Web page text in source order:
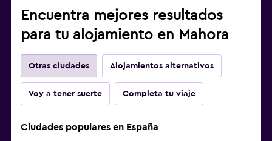
Encuentra mejores resultados
para tu alojamiento en Mahora
Otras ciudades Alojamientos alternativos
Voy a tener suerte Completa tu viaje
Ciudades populares en España